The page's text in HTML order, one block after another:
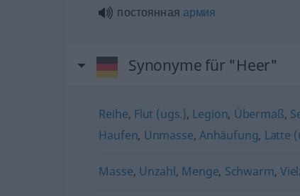
постоянная армия
Synonyme für "Heer"
Reihe, Flut (ugs.), Legion, Übermaß,
Haufen, Unmasse, Anhäufung, Latte
Masse, Unzahl, Menge, Schwarm,